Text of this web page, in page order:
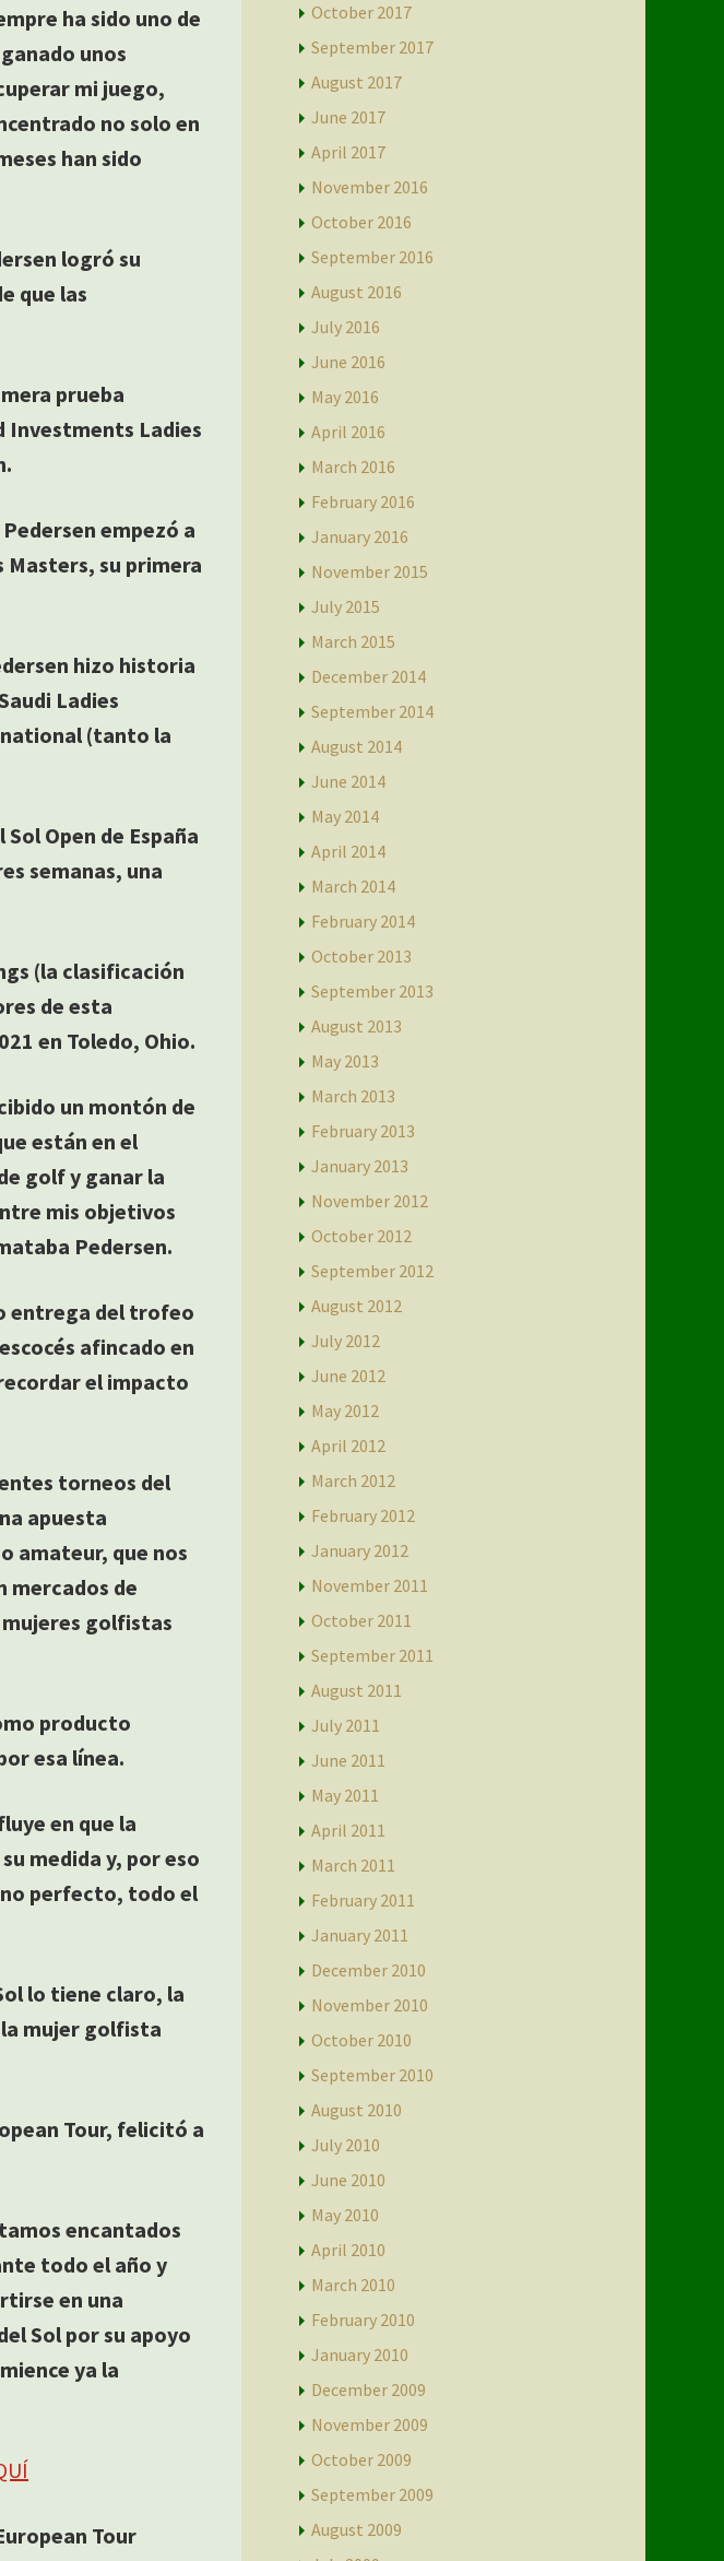
ha sido uno de
unos
mi juego,
no solo en
han sido
logró su
que las
prueba
Investments Ladies
empezó a
Masters, su primera
hizo historia
Ladies
(tanto la
Open de España
semanas, una
(la clasificación
de esta
en Toledo, Ohio.
un montón de
están en el
golf y ganar la
mis objetivos
Pedersen.
entrega del trofeo
afincado en
el impacto
torneos del
apuesta
amateur, que nos
mercados de
golfistas
producto
esa línea.
en que la
medida y, por eso
perfecto, todo el
lo tiene claro, la
mujer golfista
Tour, felicitó a
encantados
todo el año y
en una
Sol por su apoyo
ya la
Tour
October 2017
September 2017
August 2017
June 2017
April 2017
November 2016
October 2016
September 2016
August 2016
July 2016
June 2016
May 2016
April 2016
March 2016
February 2016
January 2016
November 2015
July 2015
March 2015
December 2014
September 2014
August 2014
June 2014
May 2014
April 2014
March 2014
February 2014
October 2013
September 2013
August 2013
May 2013
March 2013
February 2013
January 2013
November 2012
October 2012
September 2012
August 2012
July 2012
June 2012
May 2012
April 2012
March 2012
February 2012
January 2012
November 2011
October 2011
September 2011
August 2011
July 2011
June 2011
May 2011
April 2011
March 2011
February 2011
January 2011
December 2010
November 2010
October 2010
September 2010
August 2010
July 2010
June 2010
May 2010
April 2010
March 2010
February 2010
January 2010
December 2009
November 2009
October 2009
September 2009
August 2009